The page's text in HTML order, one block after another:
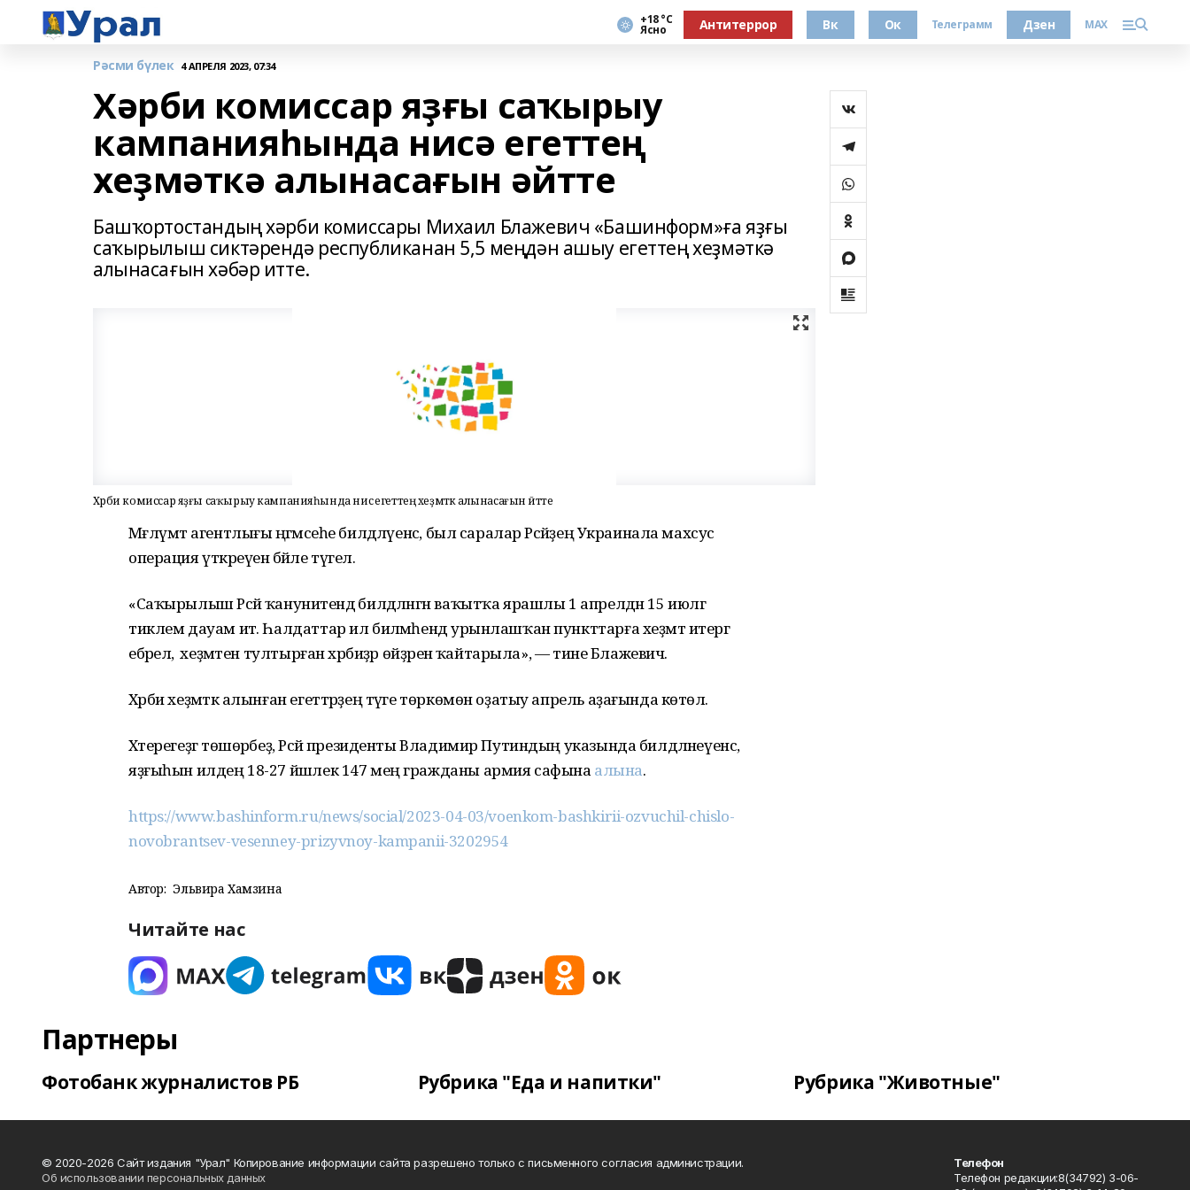
+18 °С
Ясно Антитеррор Вк Ок Телеграмм Дзен MAX
Рәсми бүлек 4 АПРЕЛЯ 2023, 07:34
Хәрби комиссар яҙғы саҡырыу
кампанияһында нисә егеттең
хеҙмәткә алынасағын әйтте
Башҡортостандың хәрби комиссары Михаил Блажевич «Башинформ»ға яҙғы
саҡырылыш сиктәрендә республиканан 5,5 меңдән ашыу егеттең хеҙмәткә
алынасағын хәбәр итте.
Хәрби комиссар яҙғы саҡырыу кампанияһында нисә егеттең хеҙмәткә алынасағын әйтте
Мәғлүмәт агентлығы әңгәмәсеһе билдәләүенсә, был саралар Рәсәйҙең Украинала махсус
операция үткәреүенә бәйле түгел.
«Саҡырылыш Рәсәй ҡануниәтендә билдәләнгән ваҡытҡа ярашлы 1 апрелдән 15 июлгә
тиклем дауам итә. Һалдаттар ил биләмәһендә урынлашҡан пункттарға хеҙмәт итергә
ебәрелә, ә хеҙмәтен тултырған хәрбиҙәр өйҙәренә ҡайтарыла», — тине Блажевич.
Хәрби хеҙмәткә алынған егеттәрҙең тәүге төркөмөн оҙатыу апрель аҙағында көтөлә.
Хәтерегеҙгә төшөрәбеҙ, Рәсәй президенты Владимир Путиндың указында билдәләнеүенсә,
яҙғыһын илдең 18-27 йәшлек 147 мең гражданы армия сафына алына.
https://www.bashinform.ru/news/social/2023-04-03/voenkom-bashkirii-ozvuchil-chislo-
novobrantsev-vesenney-prizyvnoy-kampanii-3202954
Автор: Эльвира Хамзина
Читайте нас
Партнеры
Фотобанк журналистов РБ Рубрика "Еда и напитки" Рубрика "Животные"
© 2020-2026 Сайт издания "Урал" Копирование информации сайта разрешено только с письменного согласия администрации.
Об использовании персональных данных
Телефон
Телефон редакции:8(34792) 3-06-